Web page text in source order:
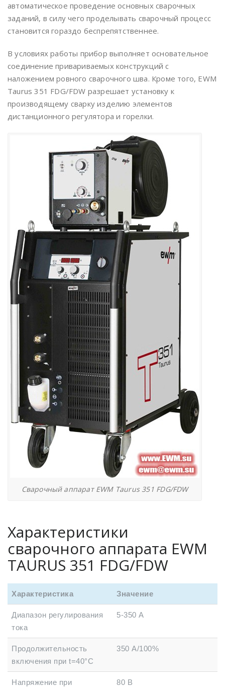
автоматическое проведение основных сварочных
заданий, в силу чего проделывать сварочный процесс
становится гораздо беспрепятственнее.
В условиях работы прибор выполняет основательное
соединение привариваемых конструкций с
наложением ровного сварочного шва. Кроме того, EWM
Taurus 351 FDG/FDW разрешает установку к
производящему сварку изделию элементов
дистанционного регулятора и горелки.
Сварочный аппарат EWM Taurus 351 FDG/FDW
Характеристики
сварочного аппарата EWM
TAURUS 351 FDG/FDW
Характеристика Значение
Диапазон регулирования
тока
5-350 А
Продолжительность
включения при t=40°C
350 А/100%
Напряжение при
80 В